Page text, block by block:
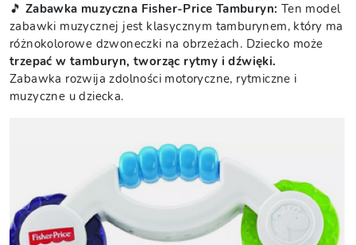
🎵 Zabawka muzyczna Fisher-Price Tamburyn: Ten model
zabawki muzycznej jest klasycznym tamburynem, który ma
różnokolorowe dzwoneczki na obrzeżach. Dziecko może
trzepać w tamburyn, tworząc rytmy i dźwięki.
Zabawka rozwija zdolności motoryczne, rytmiczne i
muzyczne u dziecka.